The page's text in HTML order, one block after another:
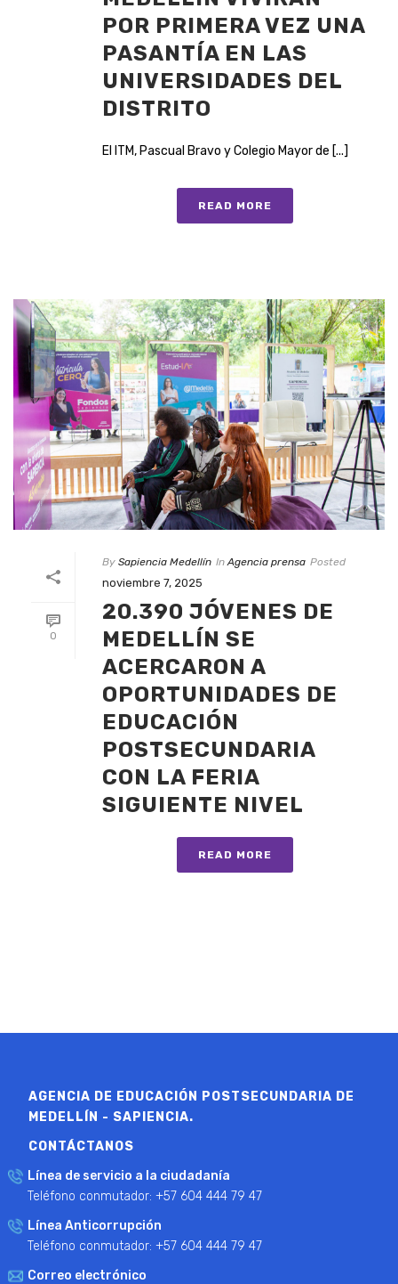
POR PRIMERA VEZ UNA
PASANTÍA EN LAS
UNIVERSIDADES DEL
DISTRITO
El ITM, Pascual Bravo y Colegio Mayor de [...]
READ MORE
0
By Sapiencia Medellín In Agencia prensa Posted
noviembre 7, 2025
20.390 JÓVENES DE
MEDELLÍN SE
ACERCARON A
OPORTUNIDADES DE
EDUCACIÓN
POSTSECUNDARIA
CON LA FERIA
SIGUIENTE NIVEL
READ MORE
AGENCIA DE EDUCACIÓN POSTSECUNDARIA DE
MEDELLÍN - SAPIENCIA.
CONTÁCTANOS
Línea de servicio a la ciudadanía
Teléfono conmutador: +57 604 444 79 47
Línea Anticorrupción
Teléfono conmutador: +57 604 444 79 47
Correo electrónico